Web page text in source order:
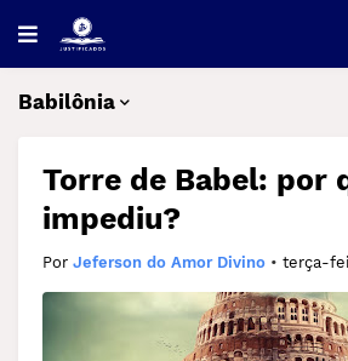
Babilônia
Torre de Babel: por
impediu?
Por Jeferson do Amor Divino • terça-